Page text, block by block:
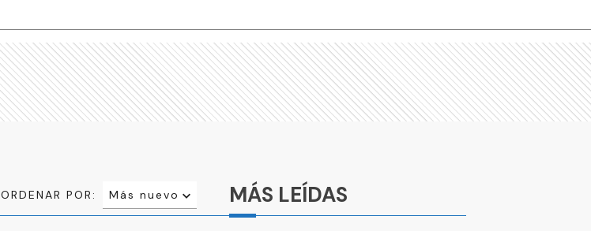
ORDENAR POR:
Más nuevo
Relevancia
MÁS LEÍDAS